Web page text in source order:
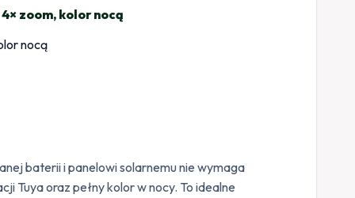
zoom, kolor nocą
baterii i panelowi solarnemu nie wymaga
Tuya oraz pełny kolor w nocy. To idealne